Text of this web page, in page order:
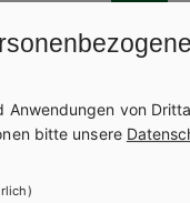
1
AHS-O
Latein)
Anwendungen von
bitte unsere